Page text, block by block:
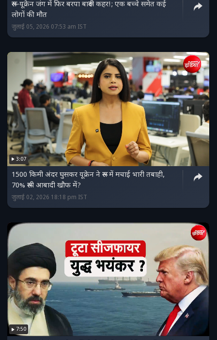
रूस-यूक्रेन जंग में फिर बरपा बारूदी कहर!; एक बच्चे समेत कई
लोगों की मौत
जुलाई 05, 2026 07:53 am IST
3:07
1500 किमी अंदर घुसकर यूक्रेन ने रूस में मचाई भारी तबाही,
70% रूसी आबादी खौफ में?
जुलाई 02, 2026 18:18 pm IST
7:50